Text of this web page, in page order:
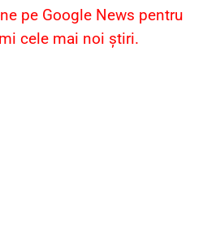
pe Google News pentru
cele mai noi știri.